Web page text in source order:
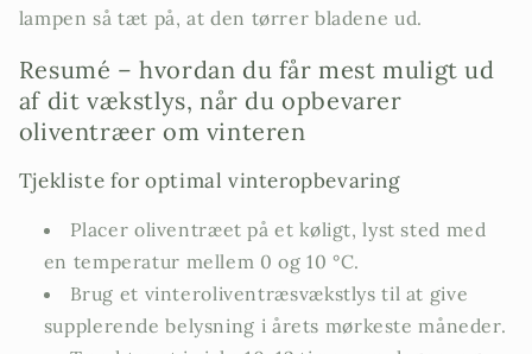
lampen så tæt på, at den tørrer bladene ud.
Resumé – hvordan du får mest muligt ud
af dit vækstlys, når du opbevarer
oliventræer om vinteren
Tjekliste for optimal vinteropbevaring
Placer oliventræet på et køligt, lyst sted med
en temperatur mellem 0 og 10 °C.
Brug et vinteroliventræsvækstlys til at give
supplerende belysning i årets mørkeste måneder.